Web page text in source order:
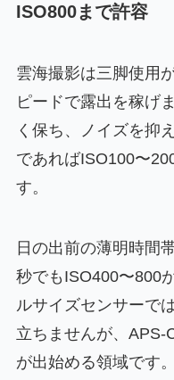
ISO800まで許容
雲海撮影は三脚使用
ピードで露出を稼げ
く保ち、ノイズを抑
であればISO100〜
す。
日の出前の薄明時間
秒でもISO400〜800
ルサイズセンサーで
立ちませんが、APS-
が出始める領域です。